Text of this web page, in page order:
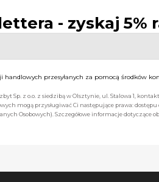
- zyskaj 5%
przesyłanych za pomocą środków
Sp. z o.o. z siedzibą w Olsztynie, ul. Stalowa 1,
mogą przysługiwać Ci następujące prawa:
Osobowych). Szczegółowe informacje